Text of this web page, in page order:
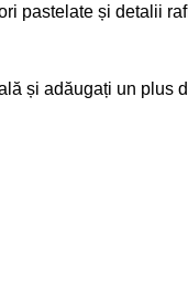
pastelate și detalii
și adăugați un plus